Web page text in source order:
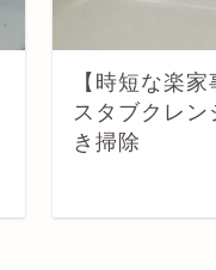
【時短な楽
スタブクレン
き掃除